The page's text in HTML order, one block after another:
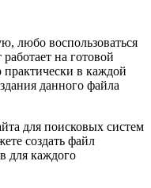
любо воспользоваться
на готовой
практически в каждой
данного файла
для поисковых систем
создать файл
для каждого